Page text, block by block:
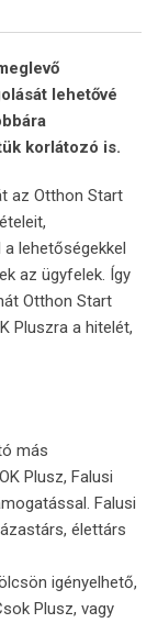
lehetővé
korlátozó is.
az Otthon Start
lehetőségekkel
az ügyfelek. Így
Otthon Start
Pluszra a hitelét,
más
Plusz, Falusi
Falusi
élettárs
igényelhető,
Plusz, vagy